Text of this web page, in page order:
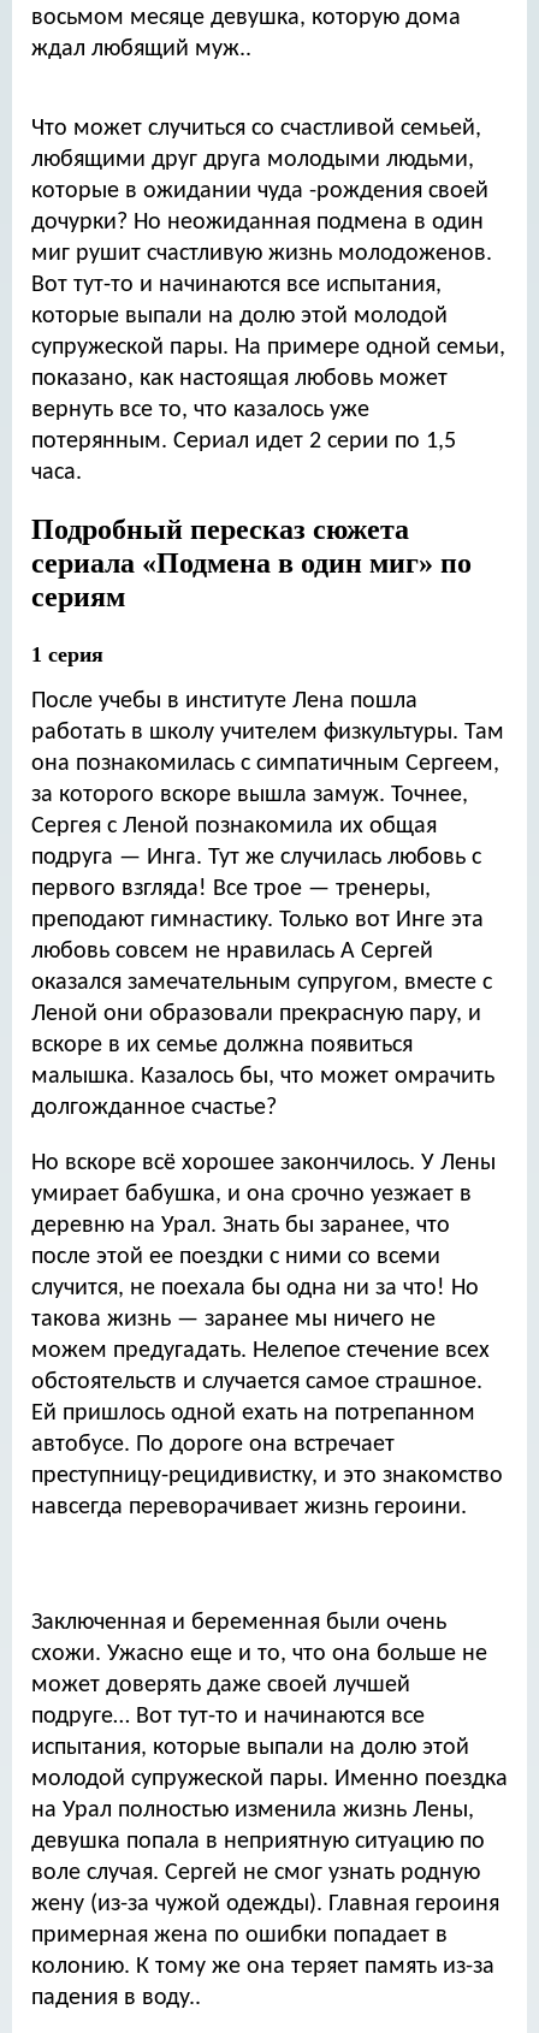
восьмом месяце девушка, которую дома
ждал любящий муж..
Что может случиться со счастливой семьей,
любящими друг друга молодыми людьми,
которые в ожидании чуда -рождения своей
дочурки? Но неожиданная подмена в один
миг рушит счастливую жизнь молодоженов.
Вот тут-то и начинаются все испытания,
которые выпали на долю этой молодой
супружеской пары. На примере одной семьи,
показано, как настоящая любовь может
вернуть все то, что казалось уже
потерянным. Сериал идет 2 серии по 1,5
часа.
Подробный пересказ сюжета
сериала «Подмена в один миг» по
сериям
1 серия
После учебы в институте Лена пошла
работать в школу учителем физкультуры. Там
она познакомилась с симпатичным Сергеем,
за которого вскоре вышла замуж. Точнее,
Сергея с Леной познакомила их общая
подруга — Инга. Тут же случилась любовь с
первого взгляда! Все трое — тренеры,
преподают гимнастику. Только вот Инге эта
любовь совсем не нравилась А Сергей
оказался замечательным супругом, вместе с
Леной они образовали прекрасную пару, и
вскоре в их семье должна появиться
малышка. Казалось бы, что может омрачить
долгожданное счастье?
Но вскоре всё хорошее закончилось. У Лены
умирает бабушка, и она срочно уезжает в
деревню на Урал. Знать бы заранее, что
после этой ее поездки с ними со всеми
случится, не поехала бы одна ни за что! Но
такова жизнь — заранее мы ничего не
можем предугадать. Нелепое стечение всех
обстоятельств и случается самое страшное.
Ей пришлось одной ехать на потрепанном
автобусе. По дороге она встречает
преступницу-рецидивистку, и это знакомство
навсегда переворачивает жизнь героини.
Заключенная и беременная были очень
схожи. Ужасно еще и то, что она больше не
может доверять даже своей лучшей
подруге… Вот тут-то и начинаются все
испытания, которые выпали на долю этой
молодой супружеской пары. Именно поездка
на Урал полностью изменила жизнь Лены,
девушка попала в неприятную ситуацию по
воле случая. Сергей не смог узнать родную
жену (из-за чужой одежды). Главная героиня
примерная жена по ошибки попадает в
колонию. К тому же она теряет память из-за
падения в воду..